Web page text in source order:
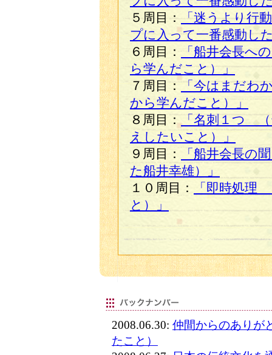
５周目：
「迷うより行
プに入って一番感動し
６周目：
「船井会長へ
ら学んだこと）」
７周目： 「今はまだわ
から学んだこと）」
８周目：
「名刺１つ
えしたいこと）」
９周目：
「船井会長の
た船井幸雄）」
１０周目：
「即時処理
と）」
2008.06.30: 仲間からのありが
たこと）